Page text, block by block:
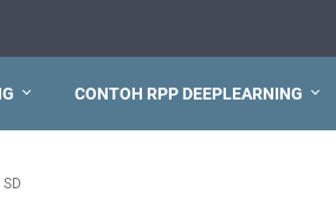
CONTOH RPP DEEPLEARNING